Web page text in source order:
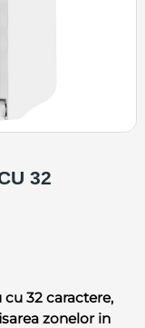
32
32 caractere,
zonelor in